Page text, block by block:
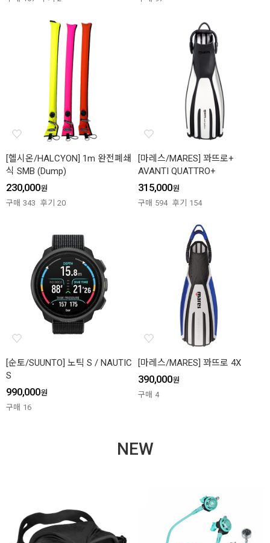
[헬시온/HALCYON] 1m 완전폐쇄
식 SMB (Dump)
230,000원
구매 343 후기 20
[마레스/MARES] 꽈뜨로+
AVANTI QUATTRO+
315,000원
구매 594 후기 154
[순토/SUUNTO] 노틱 S / NAUTIC
S
990,000원
구매 16
[마레스/MARES] 꽈뜨로 4X
390,000원
구매 4
NEW